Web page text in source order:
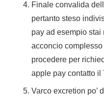
Finale convalida
pertanto steso
pay ad esempio
acconcio
procedere per
apple pay contatto il
Varco excretion po’